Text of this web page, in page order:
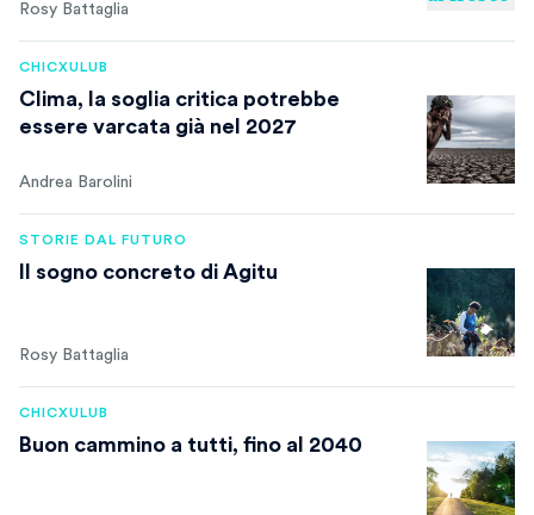
Rosy Battaglia
CHICXULUB
Clima, la soglia critica potrebbe
essere varcata già nel 2027
Andrea Barolini
STORIE DAL FUTURO
Il sogno concreto di Agitu
Rosy Battaglia
CHICXULUB
Buon cammino a tutti, fino al 2040